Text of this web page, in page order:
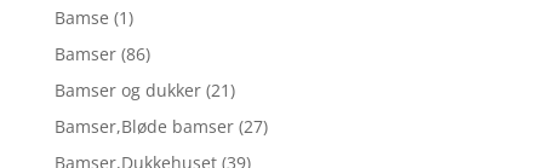
Bamse (1)
Bamser (86)
Bamser og dukker (21)
Bamser,Bløde bamser (27)
Bamser,Dukkehuset (39)